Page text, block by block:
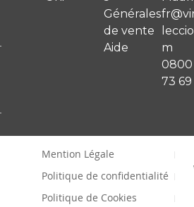
Générales
de vente
Aide
m
0800
73 69
Mention Légale
Politique de confidentialité
Politique de Cookies